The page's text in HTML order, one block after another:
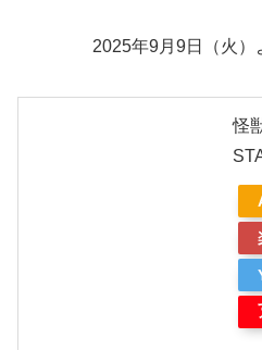
2025年9月9日（火）
怪